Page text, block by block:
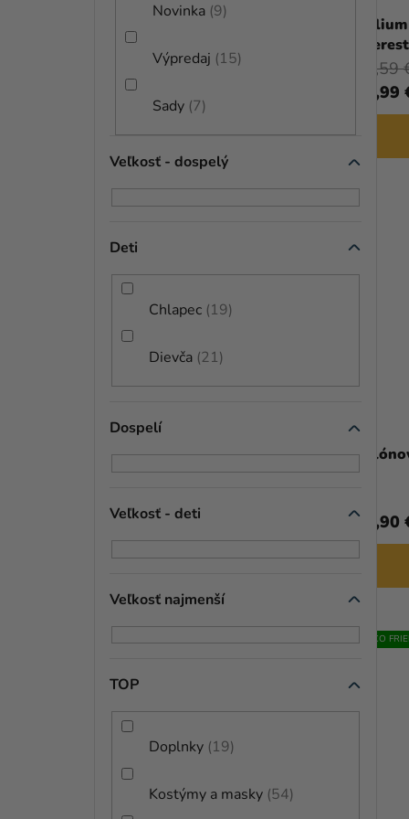
Novinka 9
Výpredaj 15
Sady 7
Veľkosť - dospelý
Deti
Chlapec 19
Dievča 21
Dospelí
Veľkosť - deti
Veľkosť najmenší
TOP
Doplnky 19
Kostýmy a masky 54
O
V
Hélium párty set - Frozen Olaf
36,99 €
(–26 %)
DO KOŠÍKA
Everest
37,99
45,59
Hélium párty set - Peppa Pig
ružový
35,99 € 12,90
ECO